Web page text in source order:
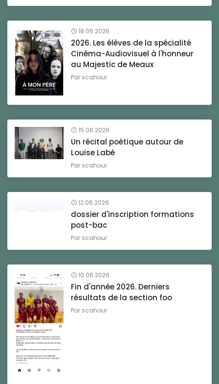
18.06.2026
2026. Les élèves de la spécialité
Cinéma-Audiovisuel à l'honneur
au Majestic de Meaux
Par scahour
15.06.2026
Un récital poétique autour de
Louise Labé
Par scahour
12.06.2026
dossier d'inscription formations
post-bac
Par scahour
10.06.2026
Fin d'année 2026. Derniers
résultats de la section foo
Par scahour